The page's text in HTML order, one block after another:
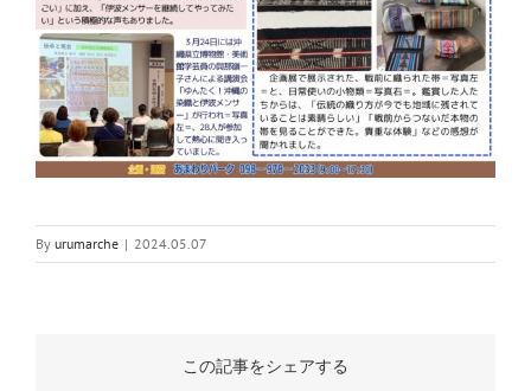
By urumarche | 2024.05.07
この記事をシェアする